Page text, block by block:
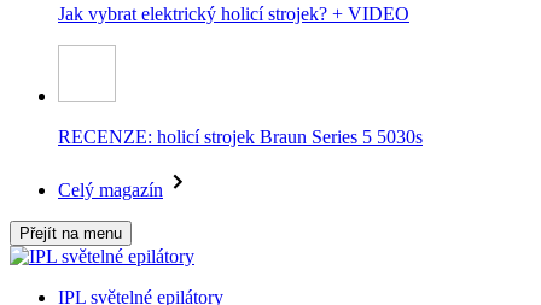
Jak vybrat elektrický holicí strojek? + VIDEO
RECENZE: holicí strojek Braun Series 5 5030s
Celý magazín
Přejít na menu
IPL světelné epilátory